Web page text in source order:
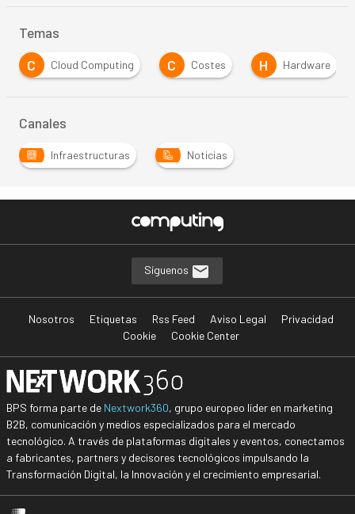
Temas
C
Cloud Computing C Costes H Hardware
Canales
Infraestructuras Noticias
Síguenos
Nosotros Etiquetas Rss Feed Aviso Legal
Privacidad
Cookie
Cookie Center
BPS forma parte de Nextwork360, grupo europeo líder en marketing
B2B, comunicación y medios especializados para el mercado
tecnológico. A través de plataformas digitales y eventos, conectamos
a fabricantes, partners y decisores tecnológicos impulsando la
Transformación Digital, la Innovación y el crecimiento empresarial.